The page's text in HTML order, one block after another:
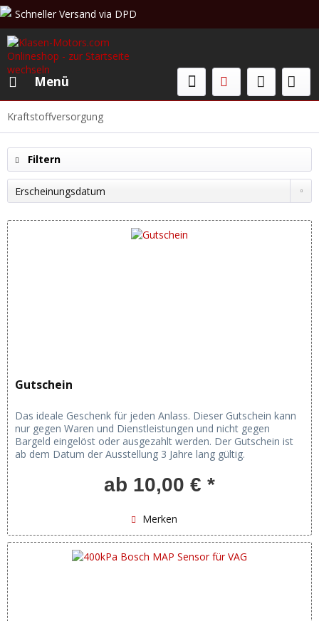
Schneller Versand via DPD
Beratung & Verkauf: +49 (0)208 62 67 34 02
Menü
Kraftstoffversorgung
Filtern
Gutschein
Das ideale Geschenk für jeden Anlass. Dieser Gutschein kann
nur gegen Waren und Dienstleistungen und nicht gegen
Bargeld eingelöst oder ausgezahlt werden. Der Gutschein ist
ab dem Datum der Ausstellung 3 Jahre lang gültig.
ab 10,00 € *
Merken